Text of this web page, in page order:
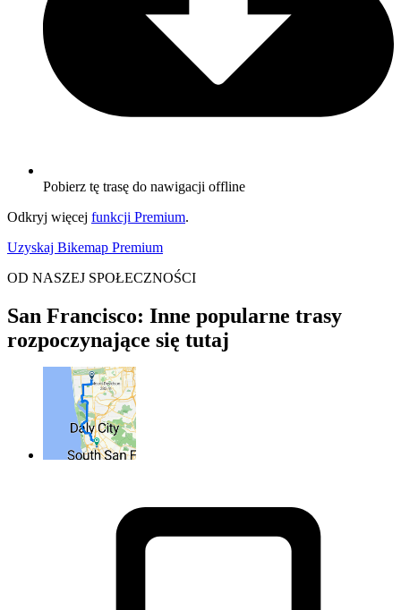
Pobierz tę trasę do nawigacji offline
Odkryj więcej funkcji Premium.
Uzyskaj Bikemap Premium
OD NASZEJ SPOŁECZNOŚCI
San Francisco: Inne popularne trasy
rozpoczynające się tutaj